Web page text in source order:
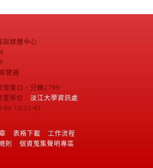
與媒體中心
覽器
理窗口，分機2799
單位： 淡江大學資訊處
06 10:21:43
表格下載
工作流程
則
個資蒐集聲明專區